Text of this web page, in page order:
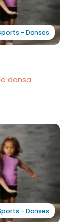
- Danses
dansa
- Danses